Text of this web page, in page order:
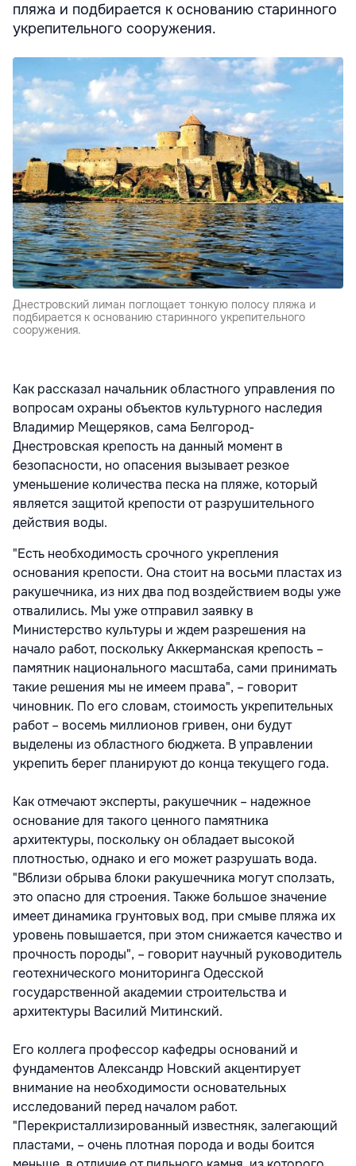
пляжа и подбирается к основанию старинного
укрепительного сооружения.
Днестровский лиман поглощает тонкую полосу пляжа и
подбирается к основанию старинного укрепительного
сооружения.
Как рассказал начальник областного управления по
вопросам охраны объектов культурного наследия
Владимир Мещеряков, сама Белгород-
Днестровская крепость на данный момент в
безопасности, но опасения вызывает резкое
уменьшение количества песка на пляже, который
является защитой крепости от разрушительного
действия воды.
"Есть необходимость срочного укрепления
основания крепости. Она стоит на восьми пластах из
ракушечника, из них два под воздействием воды уже
отвалились. Мы уже отправил заявку в
Министерство культуры и ждем разрешения на
начало работ, поскольку Аккерманская крепость –
памятник национального масштаба, сами принимать
такие решения мы не имеем права", – говорит
чиновник. По его словам, стоимость укрепительных
работ – восемь миллионов гривен, они будут
выделены из областного бюджета. В управлении
укрепить берег планируют до конца текущего года.
Как отмечают эксперты, ракушечник – надежное
основание для такого ценного памятника
архитектуры, поскольку он обладает высокой
плотностью, однако и его может разрушать вода.
"Вблизи обрыва блоки ракушечника могут сползать,
это опасно для строения. Также большое значение
имеет динамика грунтовых вод, при смыве пляжа их
уровень повышается, при этом снижается качество и
прочность породы", – говорит научный руководитель
геотехнического мониторинга Одесской
государственной академии строительства и
архитектуры Василий Митинский.
Его коллега профессор кафедры оснований и
фундаментов Александр Новский акцентирует
внимание на необходимости основательных
исследований перед началом работ.
"Перекристаллизированный известняк, залегающий
пластами, – очень плотная порода и воды боится